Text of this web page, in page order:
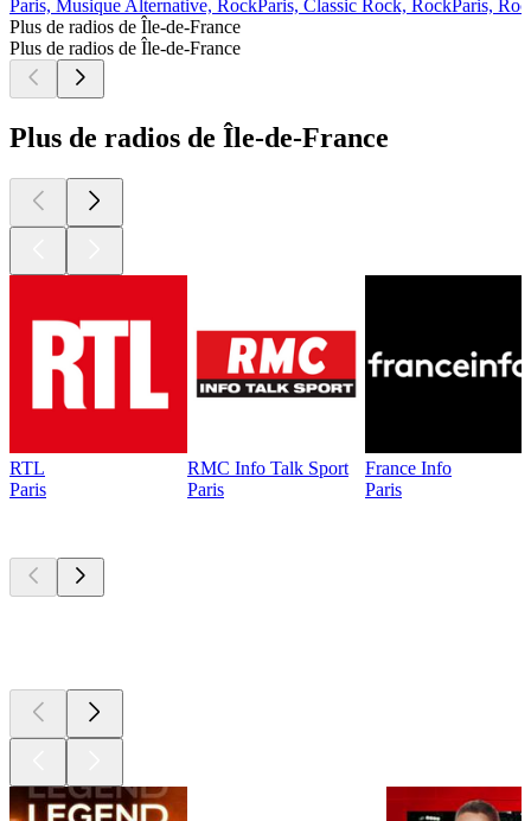
Paris, Musique Alternative, RockParis, Classic Rock, RockParis,
Plus de radios de Île-de-France
Plus de radios de Île-de-France
Plus de radios de Île-de-France
RTL
Paris
RMC Info Talk Sport
Paris
France Info
Paris